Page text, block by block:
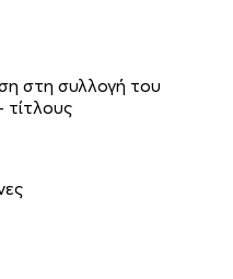
στη συλλογή του
τίτλους